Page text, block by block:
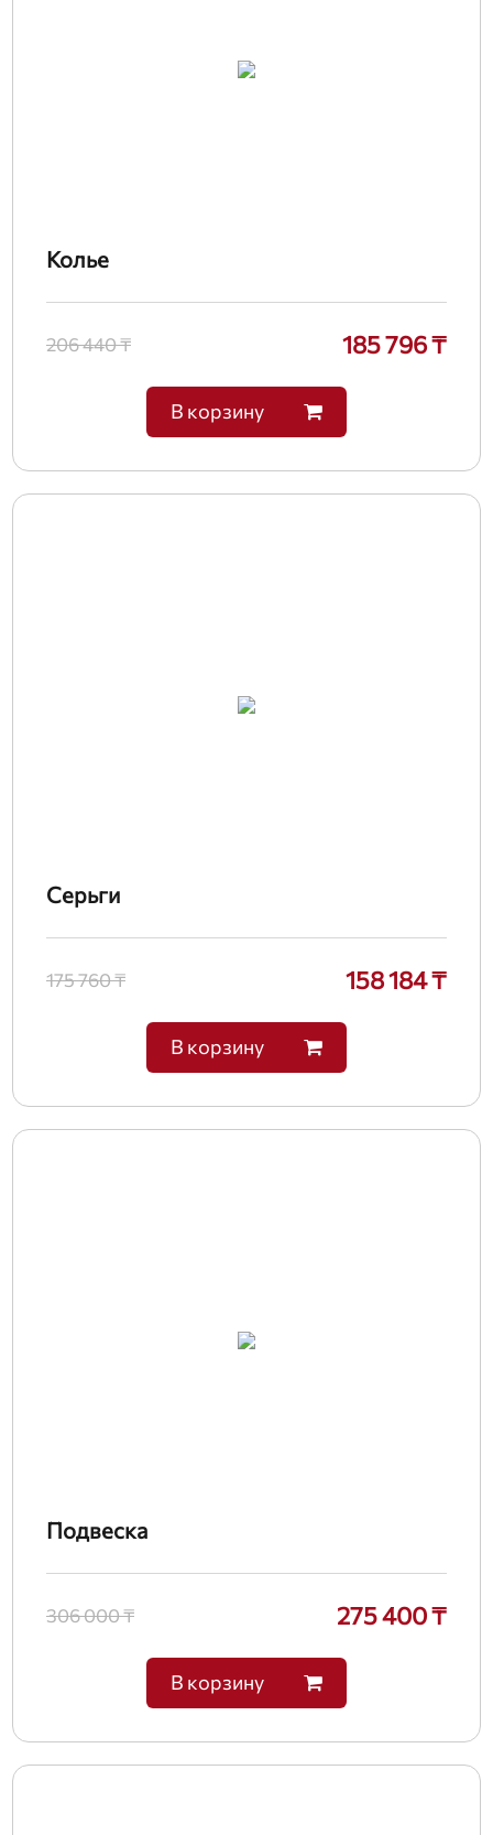
Колье
206 440 ₸ 185 796 ₸
В корзину
Серьги
175 760 ₸ 158 184 ₸
В корзину
Подвеска
306 000 ₸ 275 400 ₸
В корзину